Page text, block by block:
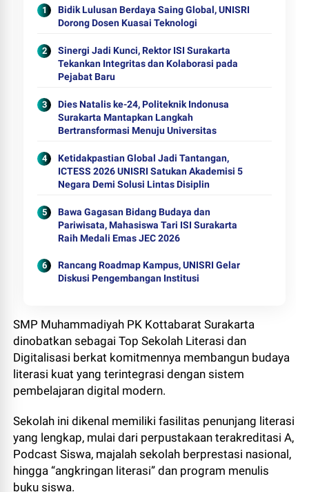
Bidik Lulusan Berdaya Saing Global, UNISRI
Dorong Dosen Kuasai Teknologi
Sinergi Jadi Kunci, Rektor ISI Surakarta
Tekankan Integritas dan Kolaborasi pada
Pejabat Baru
Dies Natalis ke-24, Politeknik Indonusa
Surakarta Mantapkan Langkah
Bertransformasi Menuju Universitas
Ketidakpastian Global Jadi Tantangan,
ICTESS 2026 UNISRI Satukan Akademisi 5
Negara Demi Solusi Lintas Disiplin
Bawa Gagasan Bidang Budaya dan
Pariwisata, Mahasiswa Tari ISI Surakarta
Raih Medali Emas JEC 2026
Rancang Roadmap Kampus, UNISRI Gelar
Diskusi Pengembangan Institusi
SMP Muhammadiyah PK Kottabarat Surakarta
dinobatkan sebagai Top Sekolah Literasi dan
Digitalisasi berkat komitmennya membangun budaya
literasi kuat yang terintegrasi dengan sistem
pembelajaran digital modern.
Sekolah ini dikenal memiliki fasilitas penunjang literasi
yang lengkap, mulai dari perpustakaan terakreditasi A,
Podcast Siswa, majalah sekolah berprestasi nasional,
hingga “angkringan literasi” dan program menulis
buku siswa.